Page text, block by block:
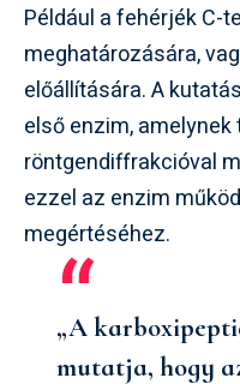
Például a fehérjék C-
meghatározására,
előállítására. A
első enzim,
röntgendiffrakcióval
ezzel az enzim
megértéséhez.
„A
mutatja, hogy